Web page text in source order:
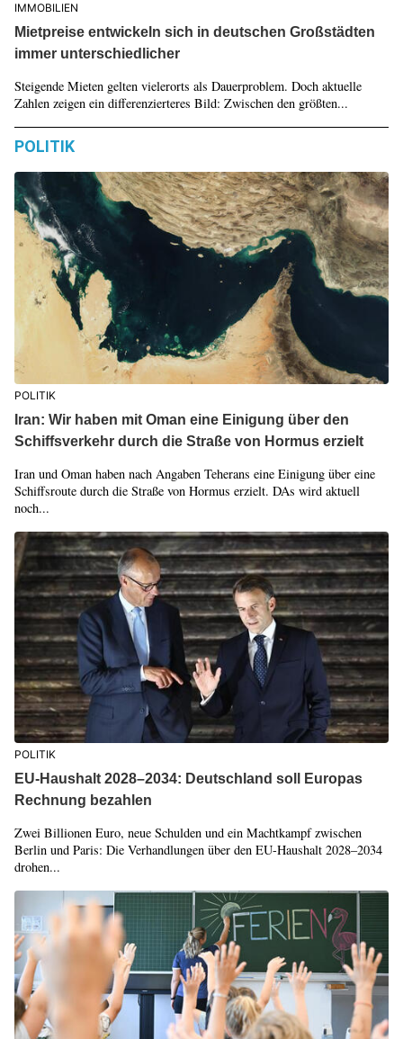
IMMOBILIEN
Mietpreise entwickeln sich in deutschen Großstädten
immer unterschiedlicher
Steigende Mieten gelten vielerorts als Dauerproblem. Doch aktuelle
Zahlen zeigen ein differenzierteres Bild: Zwischen den größten...
POLITIK
POLITIK
Iran: Wir haben mit Oman eine Einigung über den
Schiffsverkehr durch die Straße von Hormus erzielt
Iran und Oman haben nach Angaben Teherans eine Einigung über eine
Schiffsroute durch die Straße von Hormus erzielt. DAs wird aktuell
noch...
POLITIK
EU-Haushalt 2028–2034: Deutschland soll Europas
Rechnung bezahlen
Zwei Billionen Euro, neue Schulden und ein Machtkampf zwischen
Berlin und Paris: Die Verhandlungen über den EU-Haushalt 2028–2034
drohen...